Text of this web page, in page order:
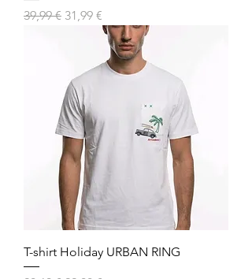
Prezzo regolare
39,99 € Prezzo scontato
31,99 €
T-shirt Holiday URBAN RING